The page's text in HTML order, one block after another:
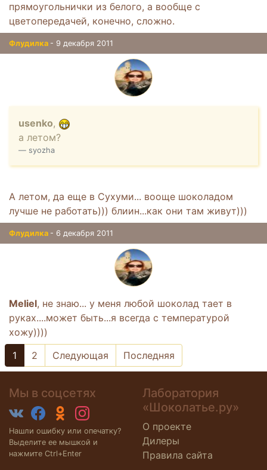
прямоугольнички из белого, а вообще с
цветопередачей, конечно, сложно.
Флудилка - 9 декабря 2011
usenko,
а летом?
syozha
А летом, да еще в Сухуми... вооще шоколадом
лучше не работать))) блиин...как они там живут)))
Флудилка - 6 декабря 2011
Meliel, не знаю... у меня любой шоколад тает в
руках....может быть...я всегда с температурой
хожу))))
1
2 Следующая Последняя
Мы в соцсетях
Нашли ошибку или опечатку?
Выделите ее мышкой и
нажмите Ctrl+Enter
Лаборатория
«Шоколатье.ру»
О проекте
Дилеры
Правила сайта